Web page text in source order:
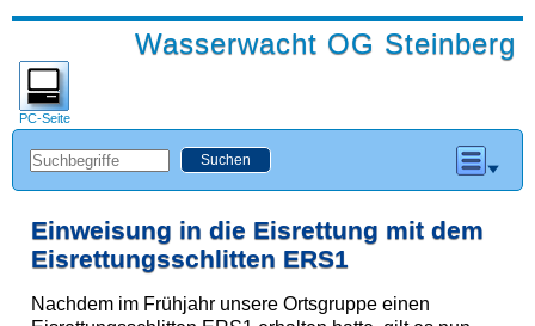
Wasserwacht OG Steinberg
PC-Seite
Einweisung in die Eisrettung mit dem
Eisrettungsschlitten ERS1
Nachdem im Frühjahr unsere Ortsgruppe einen